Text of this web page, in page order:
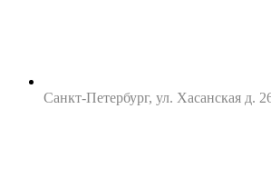
Санкт-Петербург, ул. Хасанская д.